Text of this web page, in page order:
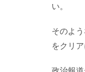
い。
そのよ
をクリ